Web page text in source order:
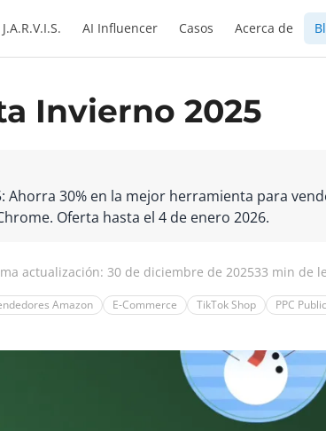
J.A.R.V.I.S. AI Influencer Casos Acerca de
Invierno 2025
Ahorra 30% en la mejor herramienta para
Oferta hasta el 4 de enero 2026.
actualización: 30 de diciembre de 202533 min de
Amazon E-Commerce TikTok Shop PPC